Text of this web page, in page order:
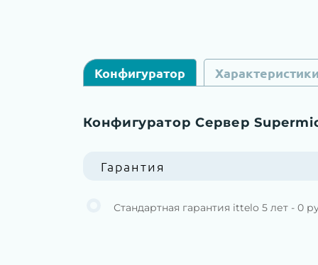
Конфигуратор Характеристики
Конфигуратор Сервер
Гарантия
Стандартная гарантия ittelo 5 лет - 0